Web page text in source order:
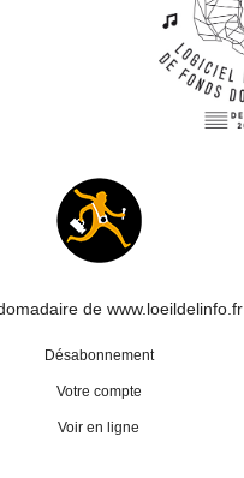
de www.loeildelinfo.fr
Désabonnement
Votre compte
Voir en ligne